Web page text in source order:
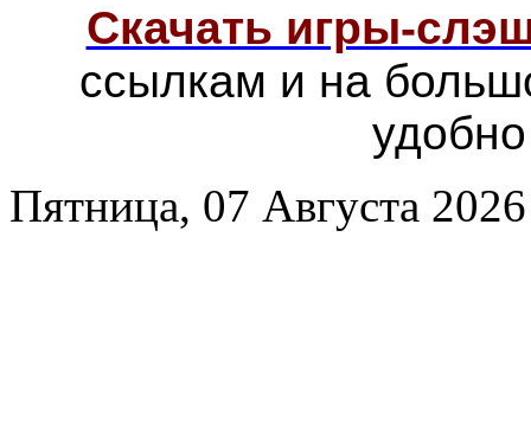
Скачать игры-
ссылкам и на
Пятница, 07 Августа 2026